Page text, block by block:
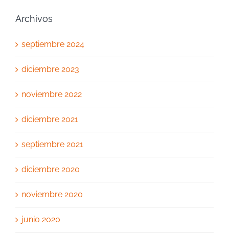
Archivos
septiembre 2024
diciembre 2023
noviembre 2022
diciembre 2021
septiembre 2021
diciembre 2020
noviembre 2020
junio 2020